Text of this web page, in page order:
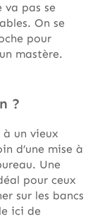
va pas se
On se
pour
mastère.
?
à un vieux
d’une mise à
Une
pour ceux
sur les bancs
ici de